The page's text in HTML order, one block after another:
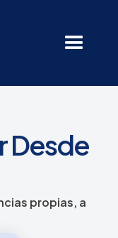
Desde
propias, a